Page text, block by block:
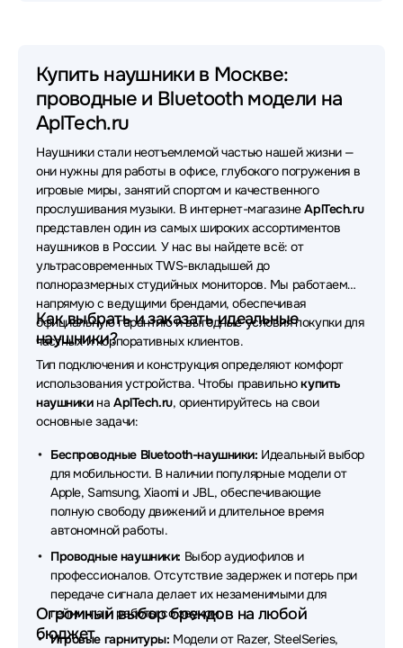
Наушники Oklick Наушники Sven
Наушники MONSTER
Наушники Apple Наушники Asus
Наушники Sennheiser Наушники FiiO
Наушники Samsung Наушники Bloody
Наушники UGREEN Наушники Poly
Наушники VT Наушники OneOdio
Наушники Bang&Olufsen Наушники Lenovo
Наушники SteelSeries Наушники QCY
Наушники Axtel
Наушники Beyerdynamic Наушники Acer
Наушники Plantronics Наушники REALME
Наушники Honor
Наушники Audio-Technica Наушники Genius
Наушники SHURE Наушники DENON
Наушники MARSHALL Наушники TECNO
Купить наушники в Москве:
проводные и Bluetooth модели на
AplTech.ru
Наушники стали неотъемлемой частью нашей жизни —
они нужны для работы в офисе, глубокого погружения в
игровые миры, занятий спортом и качественного
прослушивания музыки. В интернет-магазинеAplTech.ru
представлен один из самых широких ассортиментов
наушников в России. У нас вы найдете всё: от
ультрасовременных TWS-вкладышей до
полноразмерных студийных мониторов. Мы работаем
напрямую с ведущими брендами, обеспечивая
официальную гарантию и выгодные условия покупки для
частных и корпоративных клиентов.
Как выбрать и заказать идеальные
наушники?
Тип подключения и конструкция определяют комфорт
использования устройства. Чтобы правильнокупить
наушникина AplTech.ru, ориентируйтесь на свои
основные задачи:
Беспроводные Bluetooth-наушники: Идеальный выбор
для мобильности. В наличии популярные модели от
Apple, Samsung, Xiaomi и JBL, обеспечивающие
полную свободу движений и длительное время
автономной работы.
Проводные наушники: Выбор аудиофилов и
профессионалов. Отсутствие задержек и потерь при
передаче сигнала делает их незаменимыми для
гейминга и работы со звуком.
Игровые гарнитуры: Модели от Razer, SteelSeries,
Огромный выбор брендов на любой
бюджет